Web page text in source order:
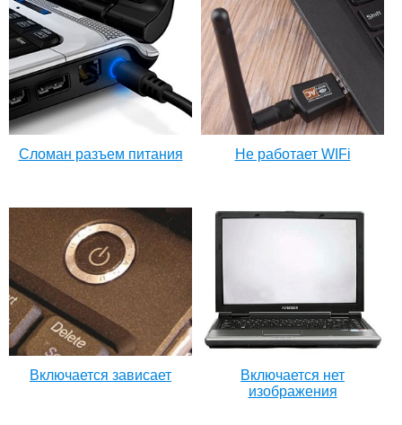
Сломан разъем питания Не работает WIFi
Включается зависает
Включается нет
изображения